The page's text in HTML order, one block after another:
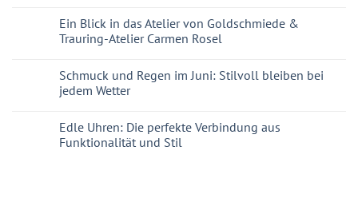
Ein Blick in das Atelier von Goldschmiede &
Trauring-Atelier Carmen Rosel
Schmuck und Regen im Juni: Stilvoll bleiben bei
jedem Wetter
Edle Uhren: Die perfekte Verbindung aus
Funktionalität und Stil